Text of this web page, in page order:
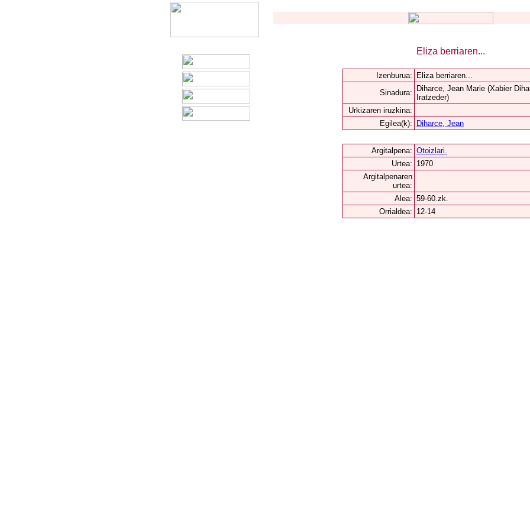
Eliza berriaren...
Izenburua:
Eliza berriaren...
Sinadura:
Diharce, Jean Marie (Xabier
Iratzeder)
Urkizaren iruzkina:
Egilea(k):
Diharce, Jean
Argitalpena: Otoizlari.
Urtea: 1970
Argitalpenaren
urtea:
Alea: 59-60.zk.
Orrialdea: 12-14